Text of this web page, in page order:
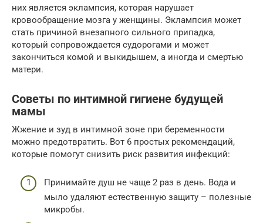
них является эклампсия, которая нарушает
кровообращение мозга у женщины. Эклампсия может
стать причиной внезапного сильного припадка,
который сопровождается судорогами и может
закончиться комой и выкидышем, а иногда и смертью
матери.
Советы по интимной гигиене будущей
мамы
Жжение и зуд в интимной зоне при беременности
можно предотвратить. Вот 6 простых рекомендаций,
которые помогут снизить риск развития инфекций:
Принимайте душ не чаще 2 раз в день. Вода и
мыло удаляют естественную защиту – полезные
микробы.